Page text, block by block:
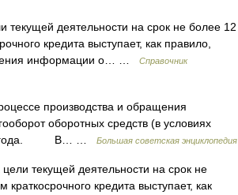
текущей деятельности на срок не более 12
кредита выступает, как правило,
информации о… …
Справочник
производства и обращения
оборотных средств (в условиях
до 1 года. В… …
Большая советская энциклопедия
текущей деятельности на срок не
кредита выступает, как